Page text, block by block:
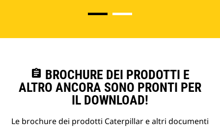
assignment BROCHURE DEI PRODOTTI E
ALTRO ANCORA SONO PRONTI PER
IL DOWNLOAD!
Le brochure dei prodotti Caterpillar e altri documenti